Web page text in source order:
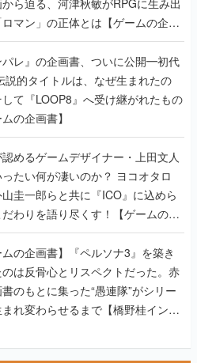
ら迫る、河津秋敏がRPGに生み出
ロマン」の正体とは【ゲームの企画
パレ』の企画書、ついに公開━初代
説的タイトルは、なぜ生まれたの
て『LOOP8』へ受け継がれたもの
ムの企画書】
めるゲームデザイナー・上田文人
ったい何が凄いのか？ ヨコオタロ
圭一郎らと共に『ICO』に込めら
わりを語り尽くす！【ゲームの企
ムの企画書】『ペルソナ3』を築き
は反骨心とリスペクトだった。赤
のもとに集った“愚連隊”がシリー
れ変わらせるまで【橋野桂インタ